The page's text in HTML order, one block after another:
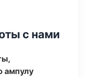
с нами
ампулу